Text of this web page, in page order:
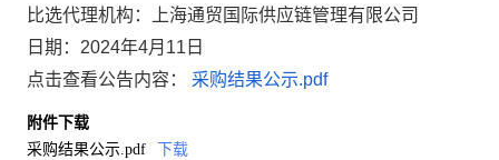
比选代理机构 ：上海通贸国际供应链管理有限公司
日期： 2024年4月 11 日
点击查看公告内容： 采购结果公示.pdf
附件下载
采购结果公示.pdf
下载